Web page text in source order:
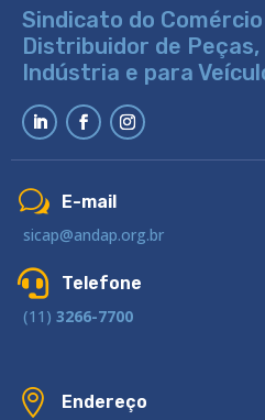
Sindicato do
Distribuidor de
Indústria e para
w
E-mail
sicap@andap.org.br

Telefone
(11) 3266-7700

Endereço